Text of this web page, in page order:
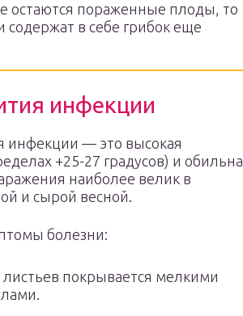
остаются пораженные плоды, то
в себе грибок еще
инфекции
инфекции — это высокая
+25-27 градусов) и
наиболее велик в
и сырой весной.
болезни:
покрывается мелкими